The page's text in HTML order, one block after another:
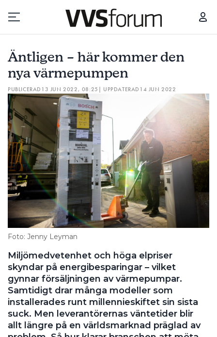
Prenumerera
Hantera prenumeration
Lediga jobb
Annonsera
Läs E-tidningen
Om tidningen
Kontakt
Information om GDPR
SEARCH
Äntligen – här kommer den
nya värmepumpen
PUBLICERAD 13 JUN 2022, 08:25 | UPPDATERAD 14 JUN 2022
Foto: Jenny Leyman
Miljömedvetenhet och höga elpriser
skyndar på energibesparingar – vilket
gynnar försäljningen av värmepumpar.
Samtidigt drar många modeller som
installerades runt millennieskiftet sin sista
suck. Men leverantörernas väntetider blir
allt längre på en världsmarknad präglad av
ÄNTLIGEN – HÄR KOMMER DEN NYA VÄRMEPUMPEN